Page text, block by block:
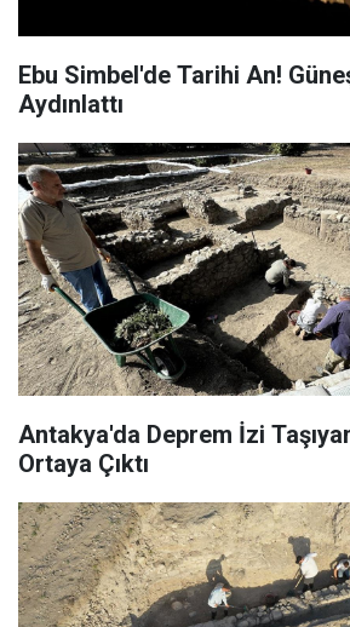
Ebu Simbel'de Tarihi An!
Aydınlattı
Antakya'da Deprem İzi
Ortaya Çıktı